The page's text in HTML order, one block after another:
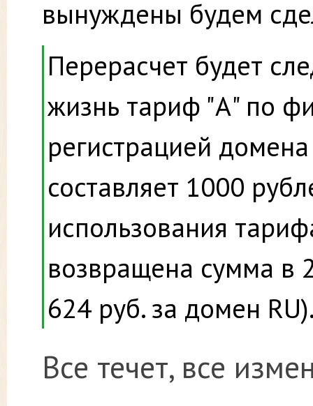
вынуждены будем
Перерасчет будет
жизнь тариф "А" по
регистрацией
составляет 1000
использования
возвращена сумма в
624 руб. за домен
Все течет, все